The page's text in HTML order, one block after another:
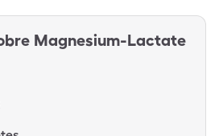
Magnesium-Lactate